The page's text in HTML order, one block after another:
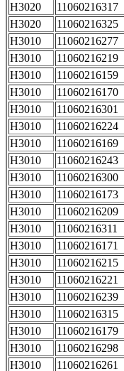
H3020
11060216317
H3020
11060216325
H3010
11060216277
H3010
11060216219
H3010
11060216159
H3010
11060216170
H3010
11060216301
H3010
11060216224
H3010
11060216169
H3010
11060216243
H3010
11060216300
H3010
11060216173
H3010
11060216209
H3010
11060216311
H3010
11060216171
H3010
11060216215
H3010
11060216221
H3010
11060216239
H3010
11060216315
H3010
11060216179
H3010
11060216298
H3010
11060216261